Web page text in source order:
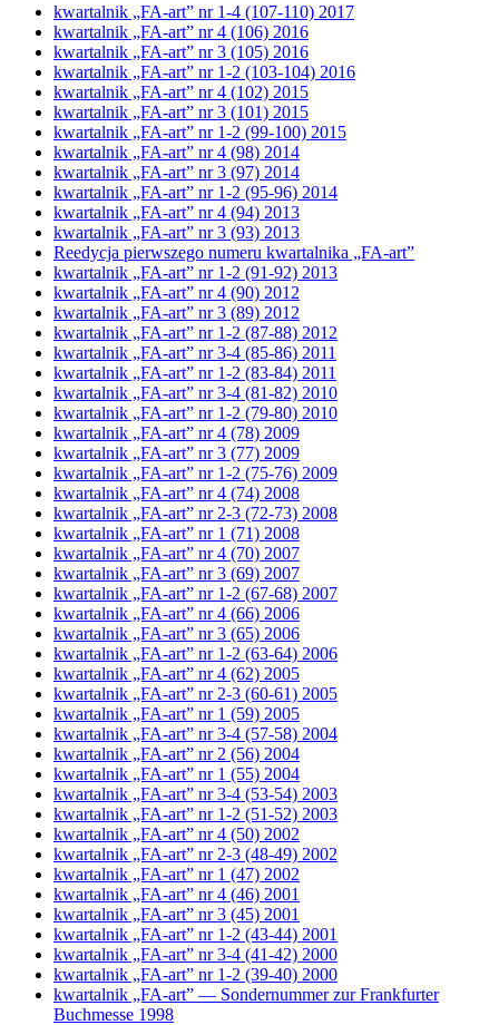
kwartalnik „FA-art” nr 1-4 (107-110) 2017
kwartalnik „FA-art” nr 4 (106) 2016
kwartalnik „FA-art” nr 3 (105) 2016
kwartalnik „FA-art” nr 1-2 (103-104) 2016
kwartalnik „FA-art” nr 4 (102) 2015
kwartalnik „FA-art” nr 3 (101) 2015
kwartalnik „FA-art” nr 1-2 (99-100) 2015
kwartalnik „FA-art” nr 4 (98) 2014
kwartalnik „FA-art” nr 3 (97) 2014
kwartalnik „FA-art” nr 1-2 (95-96) 2014
kwartalnik „FA-art” nr 4 (94) 2013
kwartalnik „FA-art” nr 3 (93) 2013
Reedycja pierwszego numeru kwartalnika „FA-art”
kwartalnik „FA-art” nr 1-2 (91-92) 2013
kwartalnik „FA-art” nr 4 (90) 2012
kwartalnik „FA-art” nr 3 (89) 2012
kwartalnik „FA-art” nr 1-2 (87-88) 2012
kwartalnik „FA-art” nr 3-4 (85-86) 2011
kwartalnik „FA-art” nr 1-2 (83-84) 2011
kwartalnik „FA-art” nr 3-4 (81-82) 2010
kwartalnik „FA-art” nr 1-2 (79-80) 2010
kwartalnik „FA-art” nr 4 (78) 2009
kwartalnik „FA-art” nr 3 (77) 2009
kwartalnik „FA-art” nr 1-2 (75-76) 2009
kwartalnik „FA-art” nr 4 (74) 2008
kwartalnik „FA-art” nr 2-3 (72-73) 2008
kwartalnik „FA-art” nr 1 (71) 2008
kwartalnik „FA-art” nr 4 (70) 2007
kwartalnik „FA-art” nr 3 (69) 2007
kwartalnik „FA-art” nr 1-2 (67-68) 2007
kwartalnik „FA-art” nr 4 (66) 2006
kwartalnik „FA-art” nr 3 (65) 2006
kwartalnik „FA-art” nr 1-2 (63-64) 2006
kwartalnik „FA-art” nr 4 (62) 2005
kwartalnik „FA-art” nr 2-3 (60-61) 2005
kwartalnik „FA-art” nr 1 (59) 2005
kwartalnik „FA-art” nr 3-4 (57-58) 2004
kwartalnik „FA-art” nr 2 (56) 2004
kwartalnik „FA-art” nr 1 (55) 2004
kwartalnik „FA-art” nr 3-4 (53-54) 2003
kwartalnik „FA-art” nr 1-2 (51-52) 2003
kwartalnik „FA-art” nr 4 (50) 2002
kwartalnik „FA-art” nr 2-3 (48-49) 2002
kwartalnik „FA-art” nr 1 (47) 2002
kwartalnik „FA-art” nr 4 (46) 2001
kwartalnik „FA-art” nr 3 (45) 2001
kwartalnik „FA-art” nr 1-2 (43-44) 2001
kwartalnik „FA-art” nr 3-4 (41-42) 2000
kwartalnik „FA-art” nr 1-2 (39-40) 2000
kwartalnik „FA-art” — Sondernummer zur Frankfurter
Buchmesse 1998